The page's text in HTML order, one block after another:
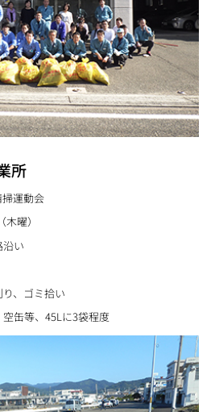
所
運動会
曜）
い
、ゴミ拾い
缶等、45Lに3袋程度